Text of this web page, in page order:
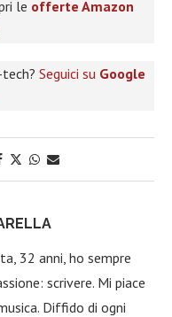
le offerte Amazon
Seguici su Google
32 anni, ho sempre
scrivere. Mi piace
Diffido di ogni